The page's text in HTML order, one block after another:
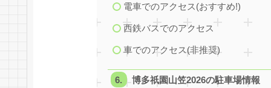
電車でのアクセス(おすすめ!)
西鉄バスでのアクセス
車でのアクセス(非推奨)
博多祇園山笠2026の駐車場情報